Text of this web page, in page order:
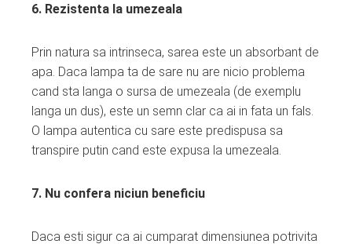
6. Rezistenta la umezeala
Prin natura sa intrinseca, sarea este un absorbant de
apa. Daca lampa ta de sare nu are nicio problema
cand sta langa o sursa de umezeala (de exemplu
langa un dus), este un semn clar ca ai in fata un fals.
O lampa autentica cu sare este predispusa sa
transpire putin cand este expusa la umezeala.
7. Nu confera niciun beneficiu
Daca esti sigur ca ai cumparat dimensiunea potrivita